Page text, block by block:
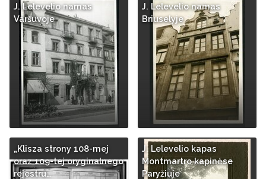
J. Lelevelio namas
Varšuvoje
J. Lelevelio namas
Briuselyje
„Klisza strony 108-mej
oraz 109-tej oryginalnego
rejestru…
J. Lelevelio kapas
Montmartro kapinėse
Paryžiuje